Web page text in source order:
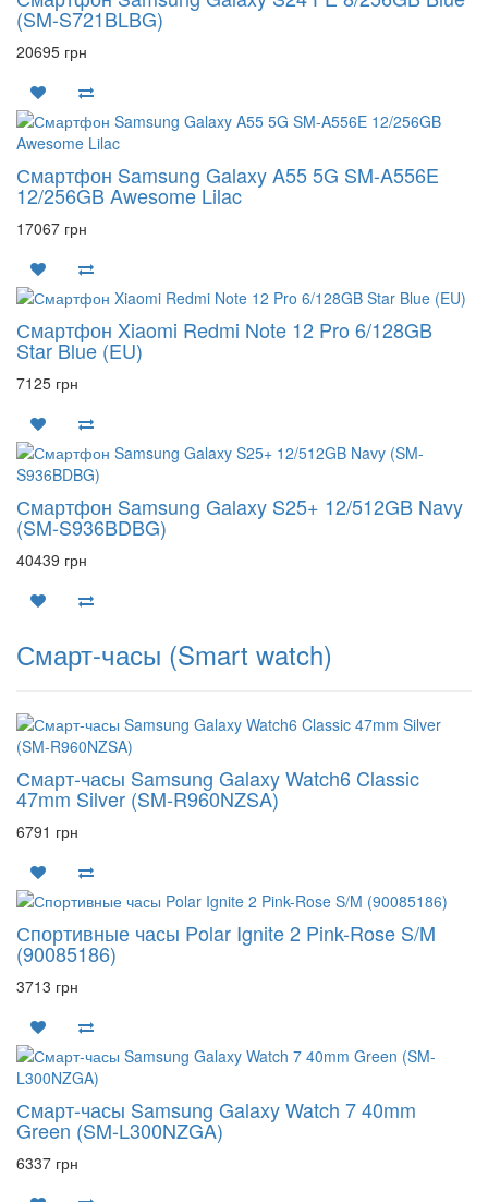
(SM-S721BLBG)
20695 грн
Смартфон Samsung Galaxy A55 5G SM-A556E
12/256GB Awesome Lilac
17067 грн
Смартфон Xiaomi Redmi Note 12 Pro 6/128GB
Star Blue (EU)
7125 грн
Смартфон Samsung Galaxy S25+ 12/512GB Navy
(SM-S936BDBG)
40439 грн
Смарт-часы (Smart watch)
Смарт-часы Samsung Galaxy Watch6 Classic
47mm Silver (SM-R960NZSA)
6791 грн
Спортивные часы Polar Ignite 2 Pink-Rose S/M
(90085186)
3713 грн
Смарт-часы Samsung Galaxy Watch 7 40mm
Green (SM-L300NZGA)
6337 грн